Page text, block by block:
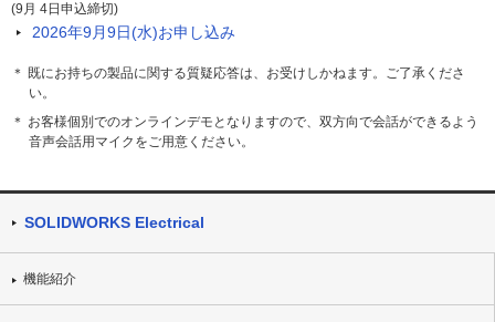
(9月 4日申込締切)
2026年9月9日(水)お申し込み
＊ 既にお持ちの製品に関する質疑応答は、お受けしかねます。ご了承くださ
い。
＊ お客様個別でのオンラインデモとなりますので、双方向で会話ができるよう
音声会話用マイクをご用意ください。
SOLIDWORKS Electrical
機能紹介